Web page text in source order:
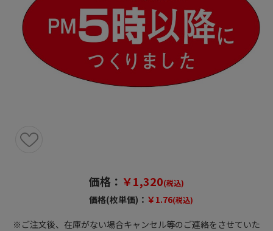
価格： ￥1,320(税込)
価格(枚単価)： ￥1.76(税込)
※ご注文後、在庫がない場合キャンセル等のご連絡をさせていた